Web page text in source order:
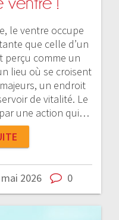
le ventre occupe
que celle d’un
perçu comme un
lieu où se croisent
un endroit
de vitalité. Le
une action qui…
2026 0